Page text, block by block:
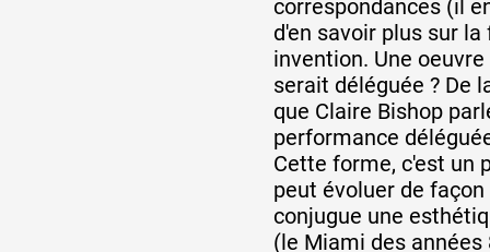
correspondances (il
d'en savoir plus sur
invention. Une
serait déléguée ? De
que Claire Bishop
performance
Cette forme, c'est un
peut évoluer de
conjugue une
(le Miami des